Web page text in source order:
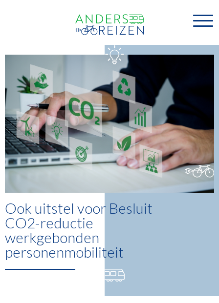
Ook uitstel voor Besluit
CO2-reductie
werkgebonden
personenmobiliteit